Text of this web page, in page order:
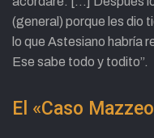
(general) porque les dio
lo que Astesiano habría
Ese sabe todo y todito”.
El «Caso